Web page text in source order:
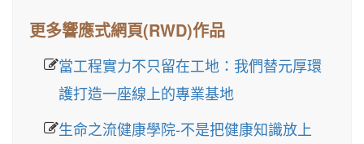
更多響應式網頁(RWD)作品
當工程實力不只留在工地：我們替元厚環
護打造一座線上的專業基地
生命之流健康學院-不是把健康知識放上